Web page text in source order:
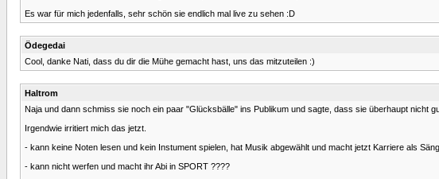
Es war für mich jedenfalls, sehr schön sie endlich mal live zu sehen :D
Ödegedai
Cool, danke Nati, dass du dir die Mühe gemacht hast, uns das mitzuteilen :)
Haltrom
Naja und dann schmiss sie noch ein paar "Glücksbälle" ins Publikum und sagte, dass sie überhaupt nicht
Irgendwie irritiert mich das jetzt.
- kann keine Noten lesen und kein Instument spielen, hat Musik abgewählt und macht jetzt Karriere als
- kann nicht werfen und macht ihr Abi in SPORT ????